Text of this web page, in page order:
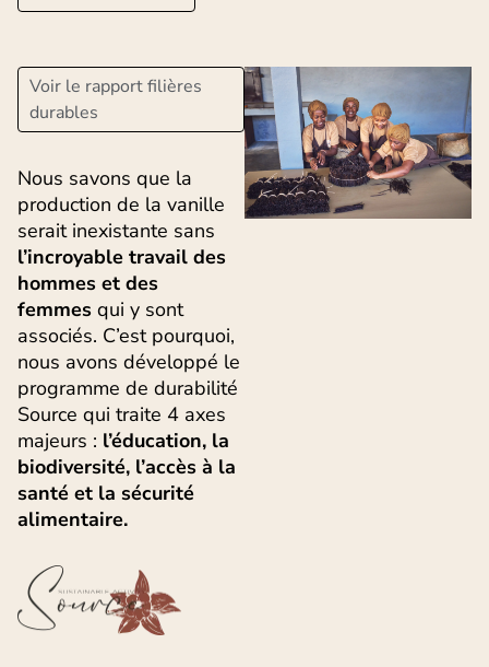
Voir le rapport filières
durables
Nous savons que la
production de la vanille
serait inexistante sans
l’incroyable travail des
hommes et des
femmes qui y sont
associés. C’est pourquoi,
nous avons développé le
programme de durabilité
Source qui traite 4 axes
majeurs : l’éducation, la
biodiversité, l’accès à la
santé et la sécurité
alimentaire.